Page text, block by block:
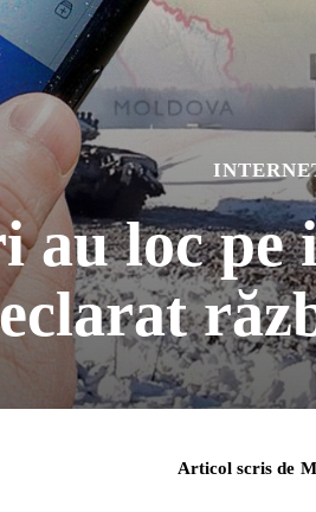
au loc pe
Articol scris de